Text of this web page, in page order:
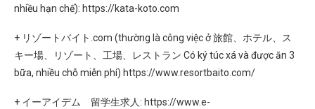
nhiều hạn chế): https://kata-koto.com
+ リゾートバイト.com (thường là công việc ở 旅館、ホテル、ス
キー場、リゾート、工場、レストラン Có ký túc xá và được ăn 3
bữa, nhiều chỗ miễn phí) https://www.resortbaito.com/
+ イーアイデム 留学生求人: https://www.e-